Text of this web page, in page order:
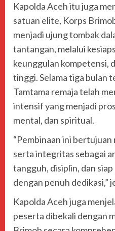
Kapolda Aceh itu juga
satuan elite, Korps
menjadi ujung tombak
tantangan, melalui
keunggulan kompetensi,
tinggi. Selama tiga bulan
Tamtama remaja telah
intensif yang menjadi
mental, dan spiritual.
“Pembinaan ini
serta integritas sebagai
tangguh, disiplin, dan
dengan penuh dedikasi,”
Kapolda Aceh juga
peserta dibekali dengan